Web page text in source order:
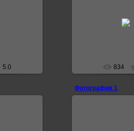
5.0 834
Фотография 1